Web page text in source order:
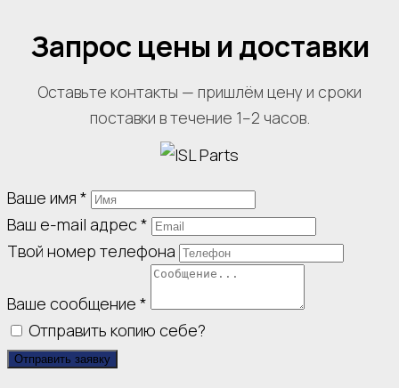
Запрос цены и доставки
Оставьте контакты — пришлём цену и сроки
поставки в течение 1–2 часов.
Ваше имя *
Ваш e-mail адрес*
Твой номер телефона
Ваше сообщение *
Отправить копию себе?
Отправить заявку